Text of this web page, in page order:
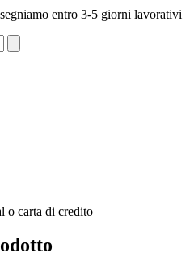
entro 3-5 giorni lavorativi
o carta di credito